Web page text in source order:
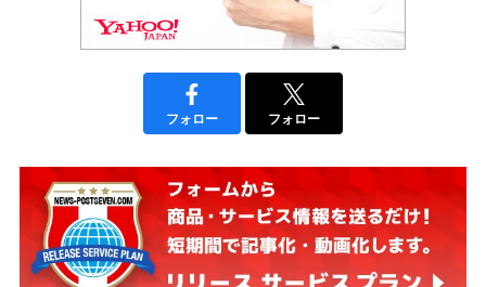
フォロー フォロー